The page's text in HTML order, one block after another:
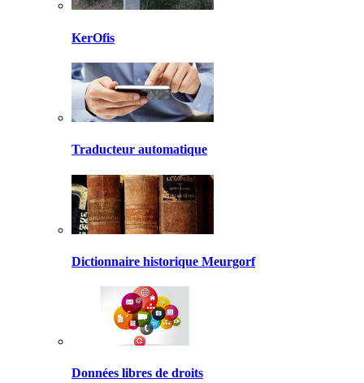
KerOfis
Traducteur automatique
Dictionnaire historique Meurgorf
Données libres de droits